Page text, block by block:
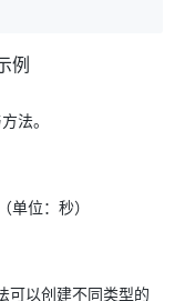
例
法。
位：秒）
以创建不同类型的